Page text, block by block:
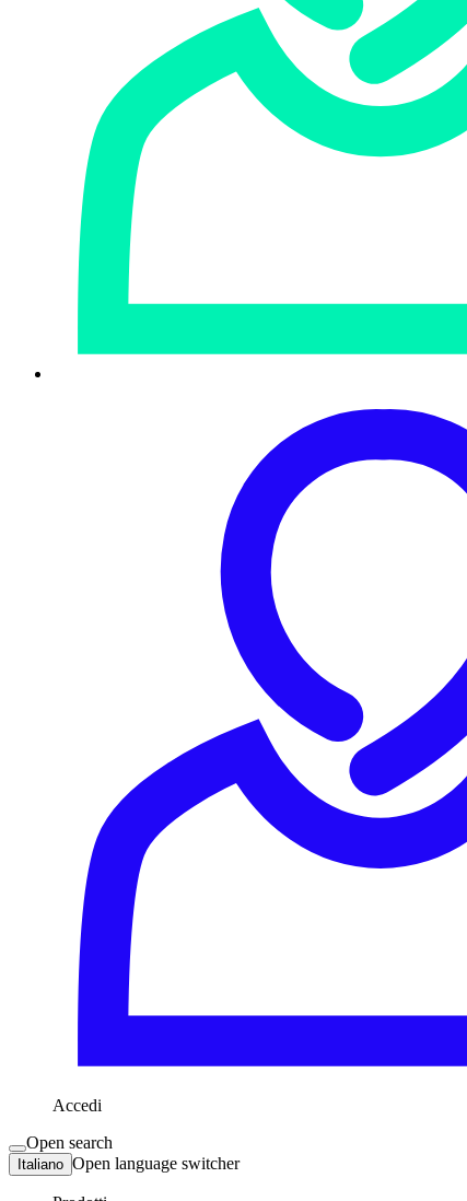
Accedi
Open search
Italiano Open language switcher